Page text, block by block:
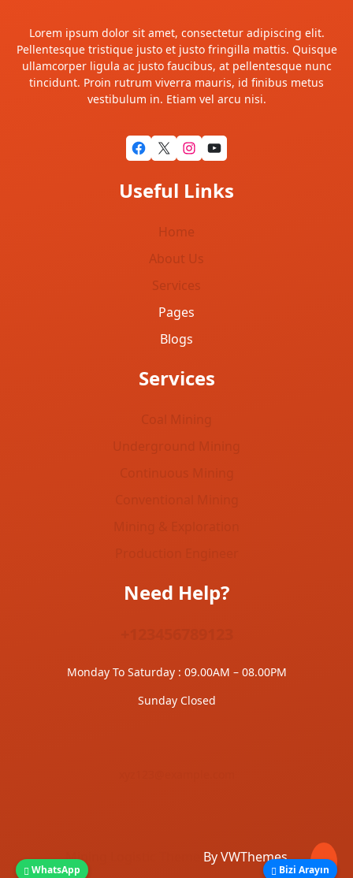
Lorem ipsum dolor sit amet, consectetur adipiscing elit.
Pellentesque tristique justo et justo fringilla mattis. Quisque
ullamcorper ligula ac justo faucibus, at pellentesque nunc
tincidunt. Proin rutrum viverra mauris, id finibus metus
vestibulum in. Etiam vel arcu nisi.
Facebook X Instagram YouTube
Useful Links
Home
About Us
Services
Pages
Blogs
Services
Coal Mining
Underground Mining
Need Help?
Monday To Saturday : 09.00AM – 08.00PM
Sunday Closed
Mining Logistic Theme By VWThemes
Bizi Arayın
WhatsApp